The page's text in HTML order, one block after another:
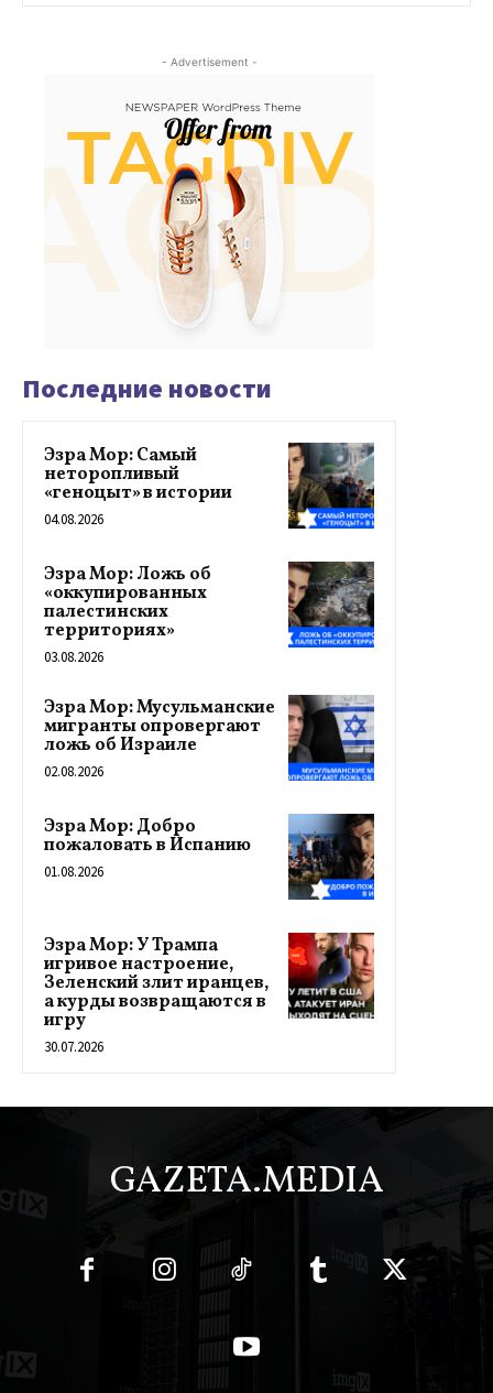
- Advertisement -
Последние новости
Эзра Мор: Самый
неторопливый
«геноцыт» в истории
04.08.2026
Эзра Мор: Ложь об
«оккупированных
палестинских
территориях»
03.08.2026
Эзра Мор: Мусульманские
мигранты опровергают
ложь об Израиле
02.08.2026
Эзра Мор: Добро
пожаловать в Испанию
01.08.2026
Эзра Мор: У Трампа
игривое настроение,
Зеленский злит иранцев,
а курды возвращаются в
игру
30.07.2026
GAZETA.MEDIA